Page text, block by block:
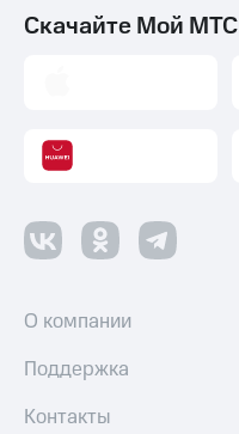
Скачайте Мой МТС
О компании
Поддержка
Контакты